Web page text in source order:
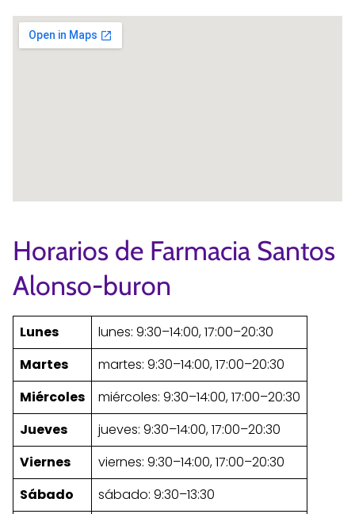
Horarios de Farmacia Santos
Alonso-buron
Lunes
lunes: 9:30–14:00, 17:00–20:30
Martes
martes: 9:30–14:00, 17:00–20:30
Miércoles
miércoles: 9:30–14:00, 17:00–20:30
Jueves
jueves: 9:30–14:00, 17:00–20:30
Viernes
viernes: 9:30–14:00, 17:00–20:30
Sábado
sábado: 9:30–13:30